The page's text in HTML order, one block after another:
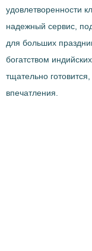
удовлетворенности
надежный сервис,
для больших
богатством
тщательно
впечатления.